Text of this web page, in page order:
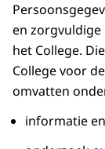
en
het College.
College voor
omvatten
informatie